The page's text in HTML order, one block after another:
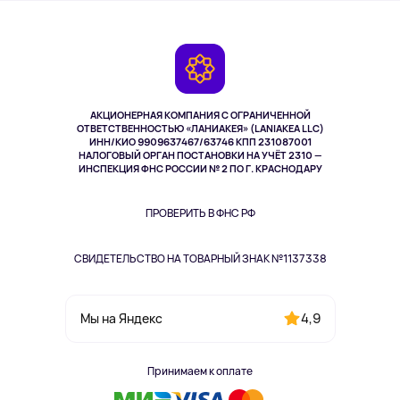
АКЦИОНЕРНАЯ КОМПАНИЯ С ОГРАНИЧЕННОЙ
ОТВЕТСТВЕННОСТЬЮ «ЛАНИАКЕЯ» (LANIAKEA LLC)
ИНН/КИО 9909637467/63746 КПП 231087001
НАЛОГОВЫЙ ОРГАН ПОСТАНОВКИ НА УЧЁТ 2310 —
ИНСПЕКЦИЯ ФНС РОССИИ № 2 ПО Г. КРАСНОДАРУ
ПРОВЕРИТЬ В ФНС РФ
СВИДЕТЕЛЬСТВО НА ТОВАРНЫЙ ЗНАК №1137338
Мы на Яндекс 4,9
Принимаем к оплате
Здоровье питомцев
Одежда и аксессуары